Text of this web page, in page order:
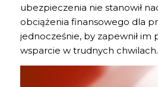
ubezpieczenia nie stanowił
obciążenia finansowego dla
jednocześnie, by zapewnił im
wsparcie w trudnych chwilach.